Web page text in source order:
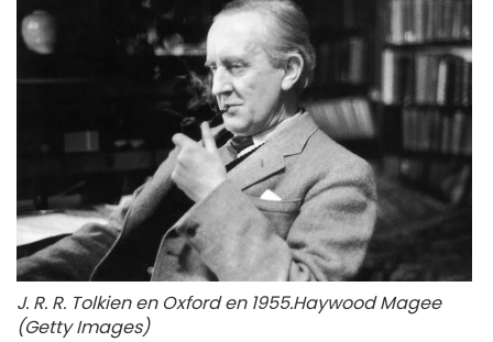
J. R. R. Tolkien en Oxford en 1955.Haywood Magee
(Getty Images)